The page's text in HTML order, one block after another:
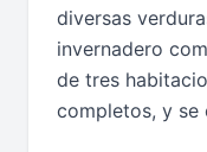
diversas
invernadero
de tres
completos, y se